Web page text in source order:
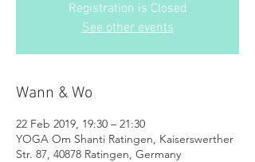
Registration is Closed
See other events
Wann & Wo
22 Feb 2019, 19:30 – 21:30
YOGA Om Shanti Ratingen, Kaiserswerther
Str. 87, 40878 Ratingen, Germany